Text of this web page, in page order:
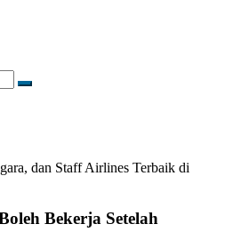
dan Staff Airlines Terbaik di
Bekerja Setelah